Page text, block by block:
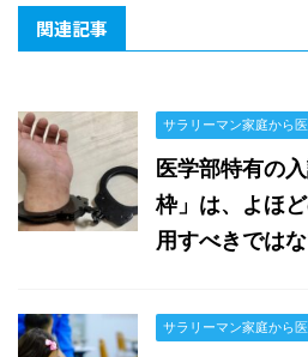
関連記事
サラリーマン家庭から
医学部特有の
枠」は、よほ
用すべきではな
サラリーマン家庭から